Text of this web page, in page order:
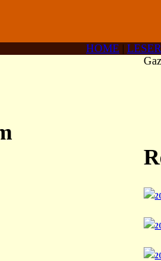
HOME |